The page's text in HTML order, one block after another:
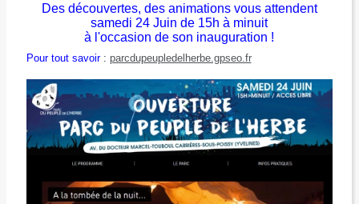
Des découvertes, des animations vous attendent
samedi 24 Juin de 15h à minuit
à l'occasion de son inauguration !
Pour tout savoir: parcdupeupledelherbe.gpseo.fr